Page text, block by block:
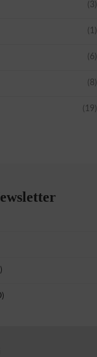
(3)
(1)
(6)
(8)
(19)